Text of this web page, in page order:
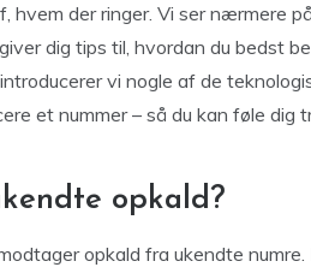
hvem der ringer. Vi ser nærmere
dig tips til, hvordan du bedst
vi nogle af de
et nummer – så du kan føle dig
opkald?
opkald fra ukendte